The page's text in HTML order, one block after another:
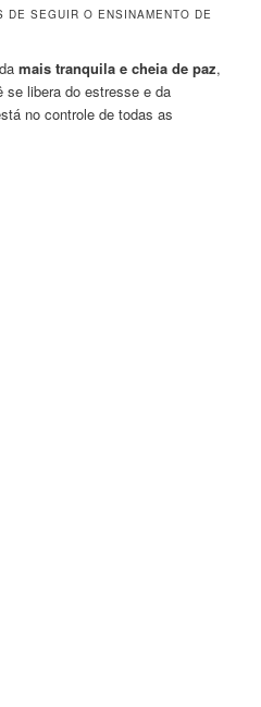
SEGUIR O ENSINAMENTO DE
mais tranquila e cheia de paz,
libera do estresse e da
no controle de todas as